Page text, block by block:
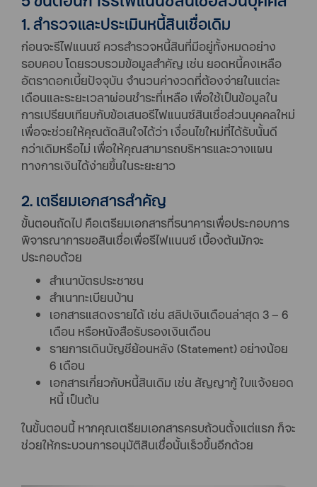
1. สำรวจและประเมินหนี้สินเชื่อเดิม
ก่อนจะรีไฟแนนซ์ ควรสำรวจหนี้สินที่มีอยู่ทั้งหมดอย่าง
รอบคอบ โดยรวบรวมข้อมูลสำคัญ เช่น ยอดหนี้คงเหลือ
อัตราดอกเบี้ยปัจจุบัน จำนวนค่างวดที่ต้องจ่ายในแต่ละ
เดือนและระยะเวลาผ่อนชำระที่เหลือ เพื่อใช้เป็นข้อมูลใน
การเปรียบเทียบกับข้อเสนอรีไฟแนนซ์สินเชื่อส่วนบุคคลใหม่
เพื่อจะช่วยให้คุณตัดสินใจได้ว่า เงื่อนไขใหม่ที่ได้รับนั้นดี
กว่าเดิมหรือไม่ เพื่อให้คุณสามารถบริหารและวางแผน
ทางการเงินได้ง่ายขึ้นในระยะยาว
2. เตรียมเอกสารสำคัญ
ขั้นตอนถัดไป คือเตรียมเอกสารที่ธนาคารเพื่อประกอบการ
พิจารณาการขอสินเชื่อเพื่อรีไฟแนนซ์ เบื้องต้นมักจะ
ประกอบด้วย
สำเนาบัตรประชาชน
สำเนาทะเบียนบ้าน
เอกสารแสดงรายได้ เช่น สลิปเงินเดือนล่าสุด 3 – 6
เดือน หรือหนังสือรับรองเงินเดือน
รายการเดินบัญชีย้อนหลัง (Statement) อย่างน้อย
6 เดือน
เอกสารเกี่ยวกับหนี้สินเดิม เช่น สัญญากู้ ใบแจ้งยอด
หนี้ เป็นต้น
ในขั้นตอนนี้ หากคุณเตรียมเอกสารครบถ้วนตั้งแต่แรก ก็จะ
ช่วยให้กระบวนการอนุมัติสินเชื่อนั้นเร็วขึ้นอีกด้วย